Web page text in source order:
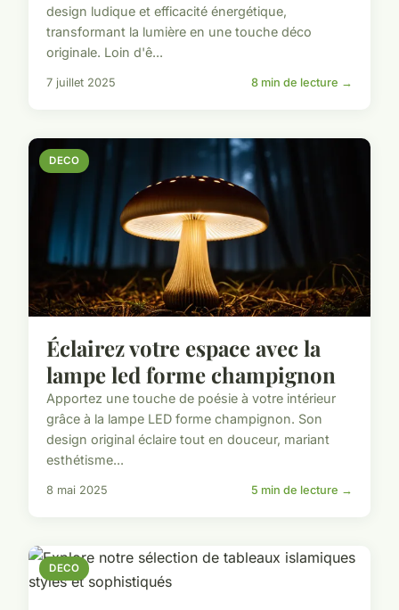
design ludique et efficacité énergétique,
transformant la lumière en une touche déco
originale. Loin d'ê...
7 juillet 2025 8 min de lecture →
DECO
Éclairez votre espace avec la
lampe led forme champignon
Apportez une touche de poésie à votre intérieur
grâce à la lampe LED forme champignon. Son
design original éclaire tout en douceur, mariant
esthétisme...
8 mai 2025 5 min de lecture →
DECO